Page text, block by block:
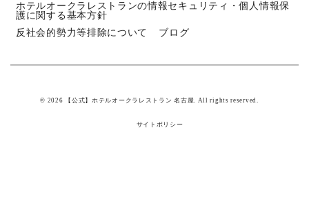
ホテルオークラレストランの情報セキュリティ・個人情報保
護に関する基本方針
反社会的勢力等排除について
ブログ
© 2026 【公式】ホテルオークラレストラン 名古屋. All rights reserved.
サイトポリシー